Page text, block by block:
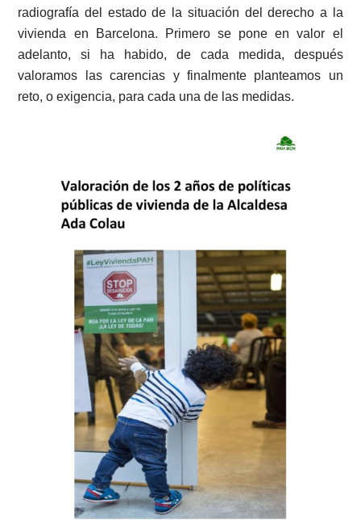
radiografía del estado de la situación del derecho a la
vivienda en Barcelona. Primero se pone en valor el
adelanto, si ha habido, de cada medida, después
valoramos las carencias y finalmente planteamos un
reto, o exigencia, para cada una de las medidas.